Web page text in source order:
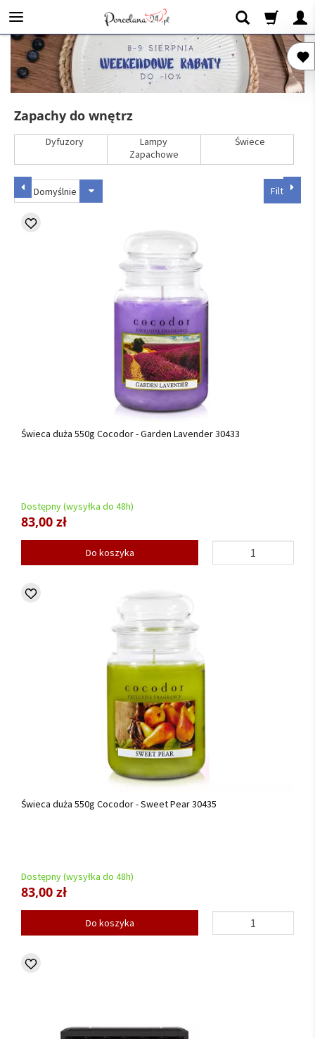
Zapachy do wnętrz
Dyfuzory
Lampy
Zapachowe
Świece
Filtruj
Domyślnie
Świeca duża 550g Cocodor - Garden Lavender 30433
Dostępny (wysyłka do 48h)
83,00 zł
Do koszyka
Świeca duża 550g Cocodor - Sweet Pear 30435
Dostępny (wysyłka do 48h)
83,00 zł
Do koszyka